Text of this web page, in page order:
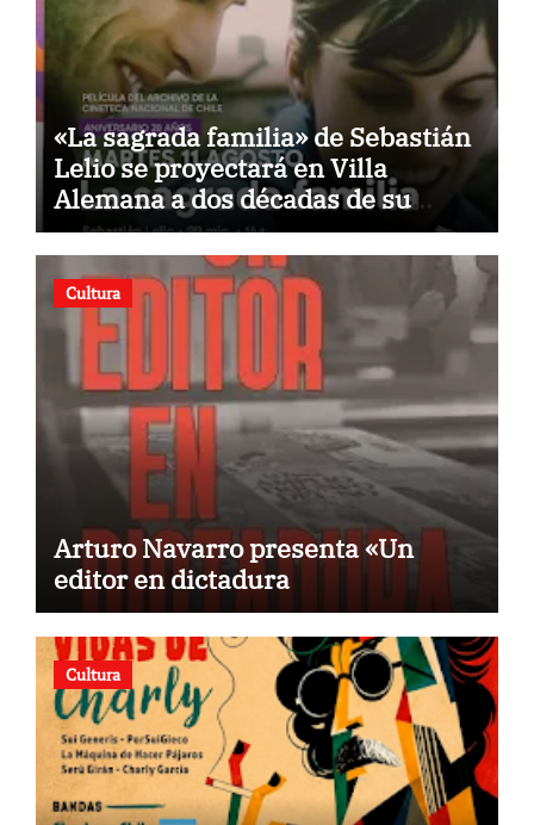
«La sagrada familia» de Sebastián
Lelio se proyectará en Villa
Alemana a dos décadas de su
estreno
Cultura
Arturo Navarro presenta «Un
editor en dictadura
Cultura